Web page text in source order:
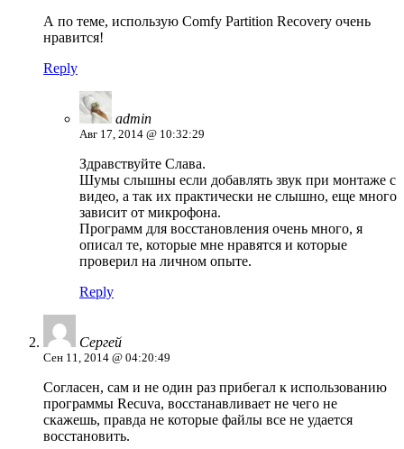
А по теме, использую Comfy Partition Recovery очень
нравится!
Reply
admin
Авг 17, 2014 @ 10:32:29
Здравствуйте Слава.
Шумы слышны если добавлять звук при монтаже с
видео, а так их практически не слышно, еще много
зависит от микрофона.
Программ для восстановления очень много, я
описал те, которые мне нравятся и которые
проверил на личном опыте.
Reply
Сергей
Сен 11, 2014 @ 04:20:49
Согласен, сам и не один раз прибегал к использованию
программы Recuva, восстанавливает не чего не
скажешь, правда не которые файлы все не удается
восстановить.